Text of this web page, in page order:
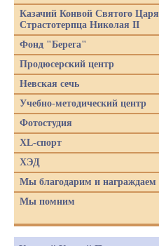
Казачий Конвой Святого Царя
Страстотерпца Николая II
Фонд "Берега"
Продюсерский центр
Невская сечь
Учебно-методический центр
Фотостудия
XL-спорт
ХЭД
Мы благодарим и награждаем
Мы помним